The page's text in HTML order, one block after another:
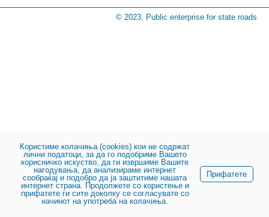
© 2023, Public enterprise for state roads
Користиме колачиња (cookies) кои не содржат
лични податоци, за да го подобриме Вашето
корисничко искуство, да ги извршиме Вашите
нагодувања, да анализираме интернет
сообраќај и подобро да ја заштитиме нашата
интернет страна. Продолжете со користење и
прифатете ги сите доколку се согласувате со
начинот на употреба на колачиња.
Прифатете